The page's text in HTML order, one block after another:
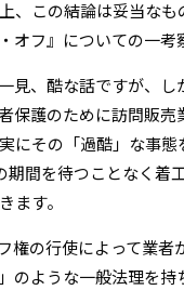
、この結論は妥当な
オフ』についての一
見、酷な話ですが、
保護のために訪問販
にその「過酷」な事
間を待つことなく着
ます。
権の行使によって業
のような一般法理を